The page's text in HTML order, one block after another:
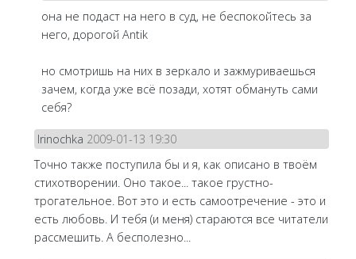
она не подаст на него в суд, не беспокойтесь за
него, дорогой Antik
но смотришь на них в зеркало и зажмуриваешься
зачем, когда уже всё позади, хотят обмануть сами
себя?
Irinochka 2009-01-13 19:30
Точно также поступила бы и я, как описано в твоём
стихотворении. Оно такое... такое грустно-
трогательное. Вот это и есть самоотречение - это и
есть любовь. И тебя (и меня) стараются все читатели
рассмешить. А бесполезно...